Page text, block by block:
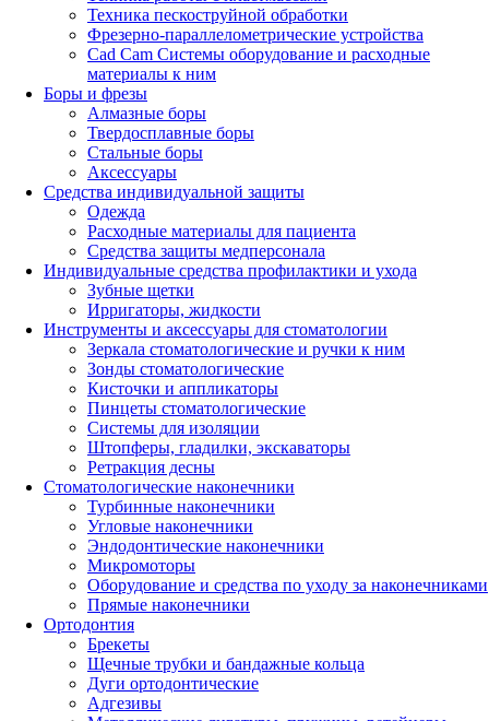
Техника пескоструйной обработки
Фрезерно-параллелометрические устройства
Cad Cam Системы оборудование и расходные
материалы к ним
Боры и фрезы
Алмазные боры
Твердосплавные боры
Стальные боры
Аксессуары
Средства индивидуальной защиты
Одежда
Расходные материалы для пациента
Средства защиты медперсонала
Индивидуальные средства профилактики и ухода
Зубные щетки
Ирригаторы, жидкости
Инструменты и аксессуары для стоматологии
Зеркала стоматологические и ручки к ним
Зонды стоматологические
Кисточки и аппликаторы
Пинцеты стоматологические
Системы для изоляции
Штопферы, гладилки, экскаваторы
Ретракция десны
Стоматологические наконечники
Турбинные наконечники
Угловые наконечники
Эндодонтические наконечники
Микромоторы
Оборудование и средства по уходу за наконечниками
Прямые наконечники
Ортодонтия
Брекеты
Щечные трубки и бандажные кольца
Дуги ортодонтические
Адгезивы